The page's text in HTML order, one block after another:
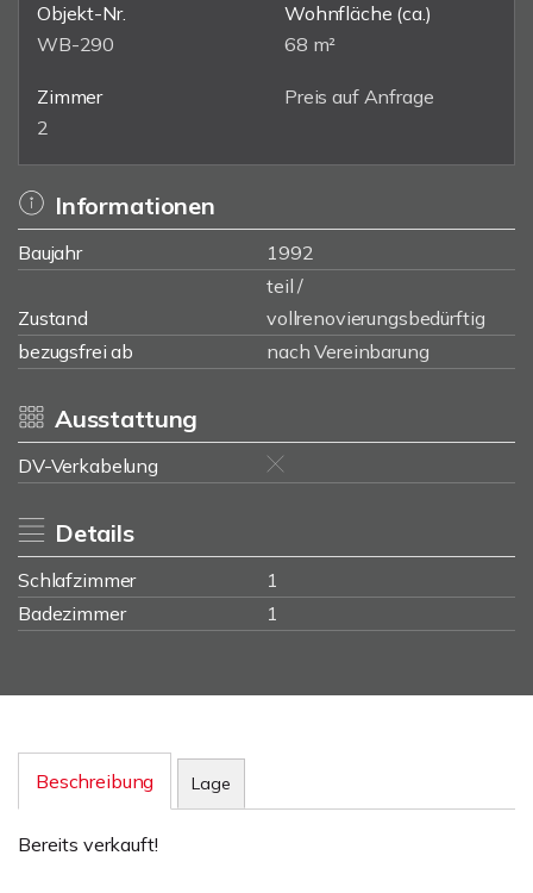
Objekt-Nr.
WB-290
Wohnfläche (ca.)
68 m²
Zimmer
2
Preis auf Anfrage
Informationen
Baujahr 1992
Zustand
teil /
vollrenovierungsbedürftig
bezugsfrei ab
nach Vereinbarung
Ausstattung
DV-Verkabelung
Details
Schlafzimmer
1
Badezimmer
1
Beschreibung Lage
Bereits verkauft!